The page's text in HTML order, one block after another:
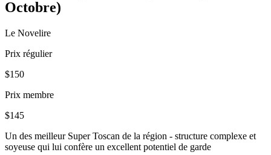
Octobre)
Le Novelire
Prix régulier
$150
Prix membre
$145
Un des meilleur Super Toscan de la région - structure complexe et
soyeuse qui lui confère un excellent potentiel de garde